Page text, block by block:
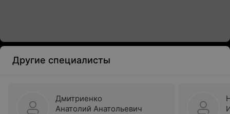
Другие специалисты
Дмитриенко
Анатолий Анатольевич